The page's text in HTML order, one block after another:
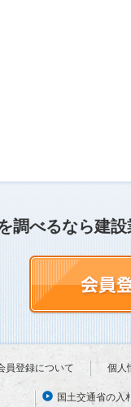
調べるなら建設
員登録について 個人
国土交通省の入